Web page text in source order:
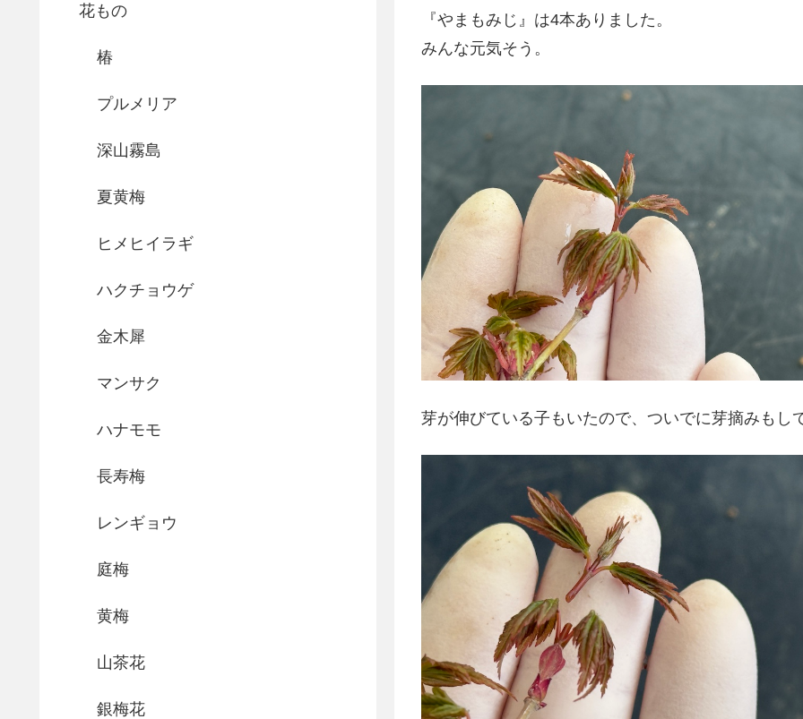
『やまもみじ』は4本ありました。
みんな元気そう。
芽が伸びている子もいたので、ついでに芽摘みもし
花もの
椿
プルメリア
深山霧島
夏黄梅
ヒメヒイラギ
ハクチョウゲ
金木犀
マンサク
ハナモモ
長寿梅
レンギョウ
庭梅
黄梅
山茶花
銀梅花